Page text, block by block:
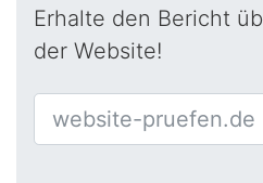
Erhalte den Bericht
der Website!